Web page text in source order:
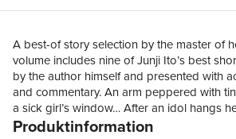
A best-of story selection by the master of
volume includes nine of Junji Ito’s best
by the author himself and presented with
and commentary. An arm peppered with
a sick girl’s window… After an idol hangs
bearing the faces of their destined victims
Produktinformation